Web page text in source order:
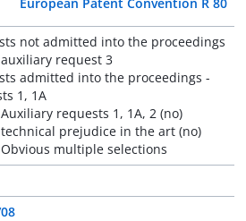
not admitted into the proceedings
request 3
admitted into the proceedings -
1, 1A
requests 1, 1A, 2 (no)
prejudice in the art (no)
multiple selections